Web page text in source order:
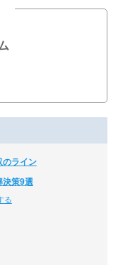
のライン
決策9選
る